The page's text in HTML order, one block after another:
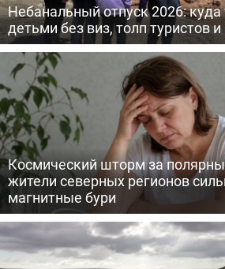
Небанальный отпуск 2026: куда
детьми без виз, толп туристов
Космический шторм за
жители северных регионов
магнитные бури